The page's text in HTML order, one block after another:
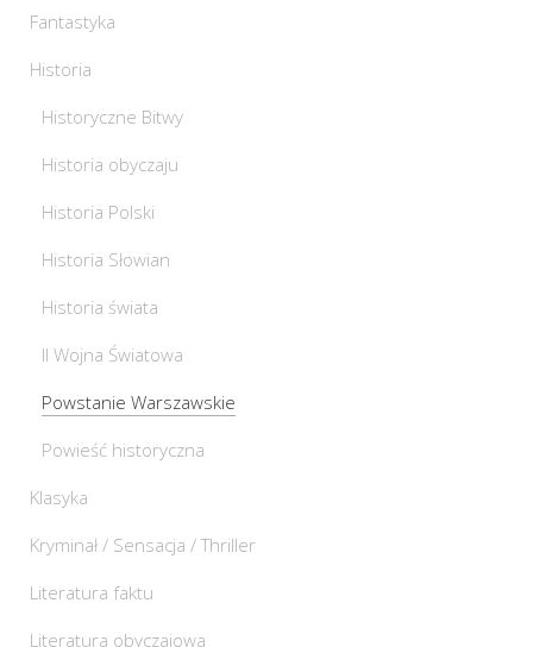
Fantastyka
Historia
Historyczne Bitwy
Historia obyczaju
Historia Polski
Historia Słowian
Historia świata
II Wojna Światowa
Powstanie Warszawskie
Powieść historyczna
Klasyka
Kryminał / Sensacja / Thriller
Literatura faktu
Literatura obyczajowa